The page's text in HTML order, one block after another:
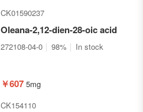
CK01590237
Oleana-2,12-dien-28-oic acid
272108-04-0 98% In stock
￥607 5mg
CK154110